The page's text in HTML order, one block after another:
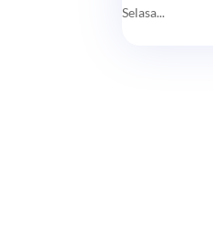
Selasa...